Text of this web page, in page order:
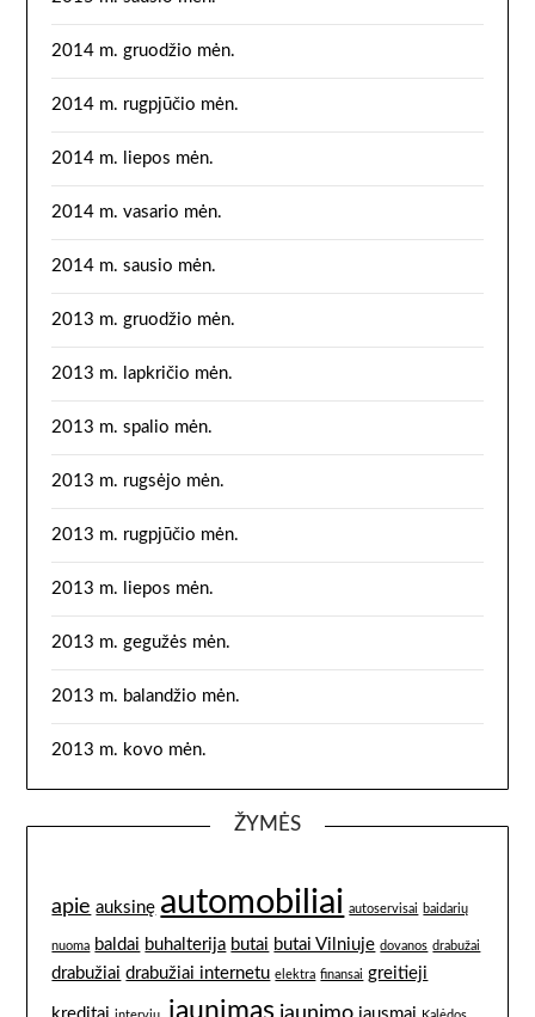
2014 m. gruodžio mėn.
2014 m. rugpjūčio mėn.
2014 m. liepos mėn.
2014 m. vasario mėn.
2014 m. sausio mėn.
2013 m. gruodžio mėn.
2013 m. lapkričio mėn.
2013 m. spalio mėn.
2013 m. rugsėjo mėn.
2013 m. rugpjūčio mėn.
2013 m. liepos mėn.
2013 m. gegužės mėn.
2013 m. balandžio mėn.
2013 m. kovo mėn.
ŽYMĖS
apie auksinę automobiliai autoservisai baidarių
nuoma baldai buhalterija butai butai Vilniuje dovanos drabužai
drabužiai drabužiai internetu elektra finansai greitieji
jaunimas